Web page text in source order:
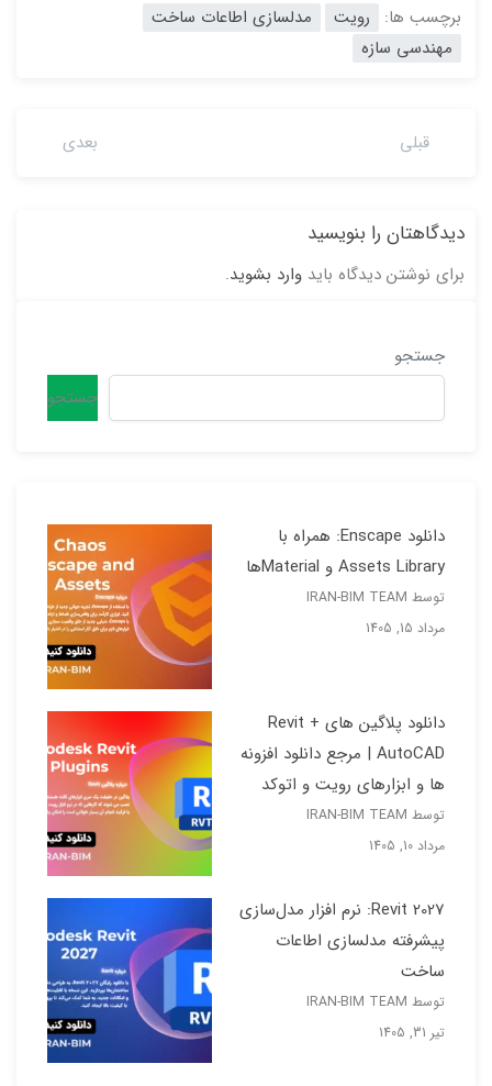
برچسب ها: رویت
مدلسازی اطاعات ساخت
مهندسی سازه
قبلی بعدی
دیدگاهتان را بنویسید
برای نوشتن دیدگاه باید وارد بشوید.
جستجو
جستجو
دانلود Enscape: همراه با
Assets Library و Materialها
توسط IRAN-BIM TEAM
مرداد 15, 1405
دانلود پلاگین های Revit +
AutoCAD | مرجع دانلود افزونه
ها و ابزارهای رویت و اتوکد
توسط IRAN-BIM TEAM
مرداد 10, 1405
Revit 2027: نرم افزار مدل‌سازی
پیشرفته مدلسازی اطاعات
ساخت
توسط IRAN-BIM TEAM
تیر 31, 1405